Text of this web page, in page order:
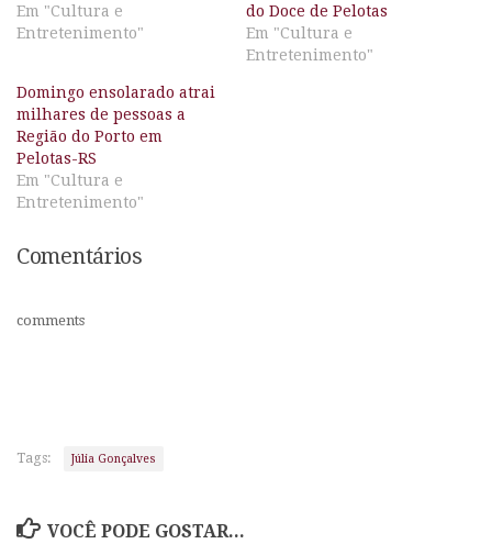
Em "Cultura e
Entretenimento"
do Doce de Pelotas
Em "Cultura e
Entretenimento"
Domingo ensolarado atrai
milhares de pessoas a
Região do Porto em
Pelotas-RS
Em "Cultura e
Entretenimento"
Comentários
comments
Tags: Júlia Gonçalves
VOCÊ PODE GOSTAR...